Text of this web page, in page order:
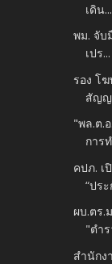
เดิน...
พม. จับ
เปร...
รอง โ
สัญญ
"พล.ต.
การ
คปภ. เ
“ปร
ผบ.ตร.
"ตำ
สำนักง